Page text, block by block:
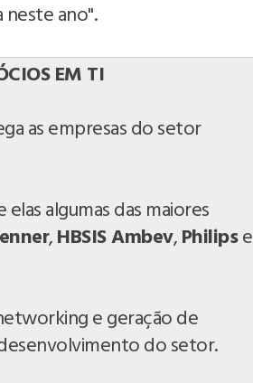
ano".
EM TI
as empresas do setor
algumas das maiores
,HBSIS Ambev,Philipse
e geração de
do setor.